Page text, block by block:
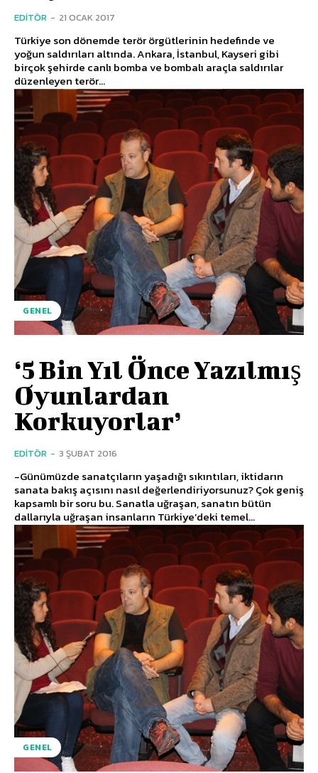
EDITÖR - 21 OCAK 2017
Türkiye son dönemde terör örgütlerinin hedefinde ve
yoğun saldırıları altında. Ankara, İstanbul, Kayseri gibi
birçok şehirde canlı bomba ve bombalı araçla saldırılar
düzenleyen terör...
GENEL
‘5 Bin Yıl Önce Yazılmış
Oyunlardan
Korkuyorlar’
EDITÖR - 3 ŞUBAT 2016
-Günümüzde sanatçıların yaşadığı sıkıntıları, iktidarın
sanata bakış açısını nasıl değerlendiriyorsunuz? Çok geniş
kapsamlı bir soru bu. Sanatla uğraşan, sanatın bütün
dallarıyla uğraşan insanların Türkiye’deki temel...
GENEL